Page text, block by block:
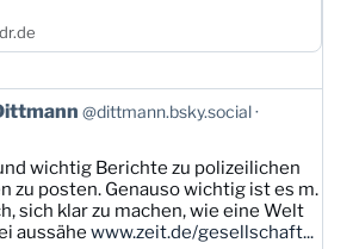
@dittmann.bsky.social
wichtig Berichte zu polizeilichen
zu posten. Genauso wichtig ist es m.
sich klar zu machen, wie eine Welt
aussähe www.zeit.de/gesellschaft...